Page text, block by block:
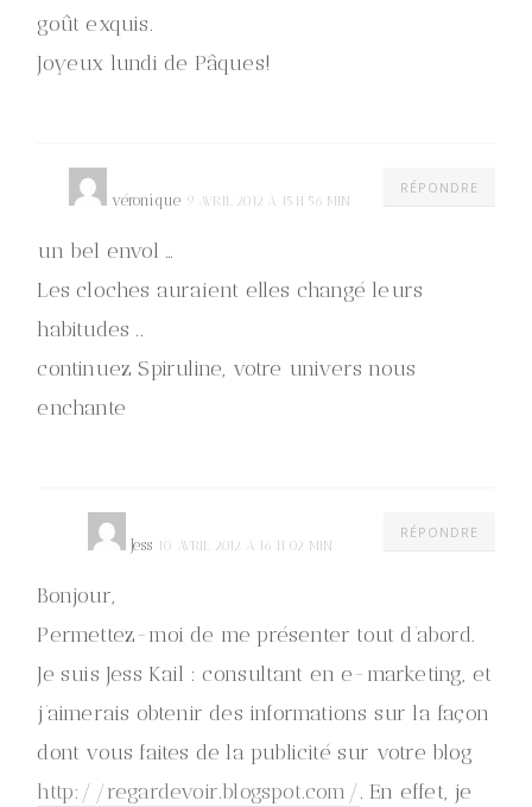
goût exquis.
Joyeux lundi de Pâques!
RÉPONDRE
véronique 9 AVRIL 2012 À 15 H 56 MIN
un bel envol …
Les cloches auraient elles changé leurs
habitudes ..
continuez Spiruline, votre univers nous
enchante
RÉPONDRE
Jess 10 AVRIL 2012 À 16 H 02 MIN
Bonjour,
Permettez-moi de me présenter tout d’abord.
Je suis Jess Kail : consultant en e-marketing, et
j’aimerais obtenir des informations sur la façon
dont vous faites de la publicité sur votre blog
http://regardevoir.blogspot.com/. En effet, je